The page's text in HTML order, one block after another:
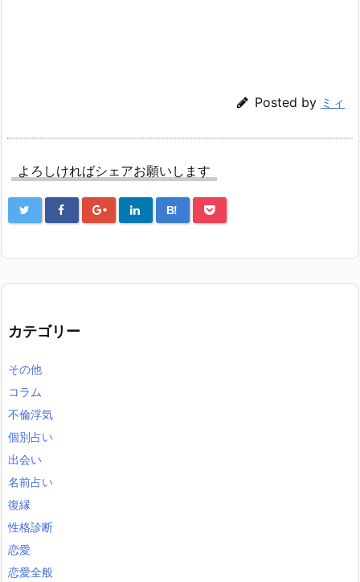
Posted by ミィ
よろしければシェアお願いします
B!
カテゴリー
その他
コラム
不倫浮気
個別占い
出会い
名前占い
復縁
性格診断
恋愛
恋愛全般